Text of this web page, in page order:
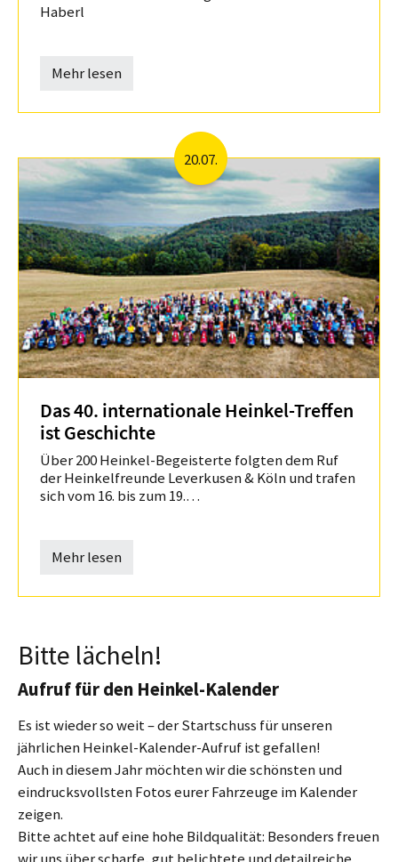
Haberl
Mehr lesen
20.07.
Das 40. internationale Heinkel-Treffen
ist Geschichte
Über 200 Heinkel-Begeisterte folgten dem Ruf
der Heinkelfreunde Leverkusen & Köln und trafen
sich vom 16. bis zum 19.…
Mehr lesen
Bitte lächeln!
Aufruf für den Heinkel-Kalender
Es ist wieder so weit – der Startschuss für unseren
jährlichen Heinkel-Kalender-Aufruf ist gefallen!
Auch in diesem Jahr möchten wir die schönsten und
eindrucksvollsten Fotos eurer Fahrzeuge im Kalender
zeigen.
Bitte achtet auf eine hohe Bildqualität: Besonders freuen
wir uns über scharfe, gut belichtete und detailreiche